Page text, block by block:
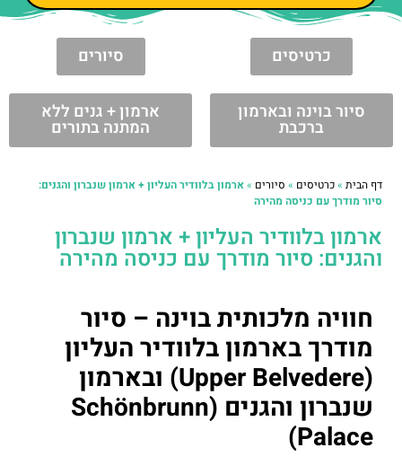
כרטיסים סיורים
סיור בוינה ובארמון
ברכבת
ארמון + גנים ללא
המתנה בתורים
דף הבית »כרטיסים » סיורים »ארמון בלוודיר העליון + ארמון שנברון והגנים:
סיור מודרך עם כניסה מהירה
ארמון בלוודיר העליון + ארמון שנברון
והגנים: סיור מודרך עם כניסה מהירה
חוויה מלכותית בוינה – סיור
מודרך בארמון בלוודיר העליון
(Upper Belvedere) ובארמון
שנברון והגנים (Schönbrunn
Palace)